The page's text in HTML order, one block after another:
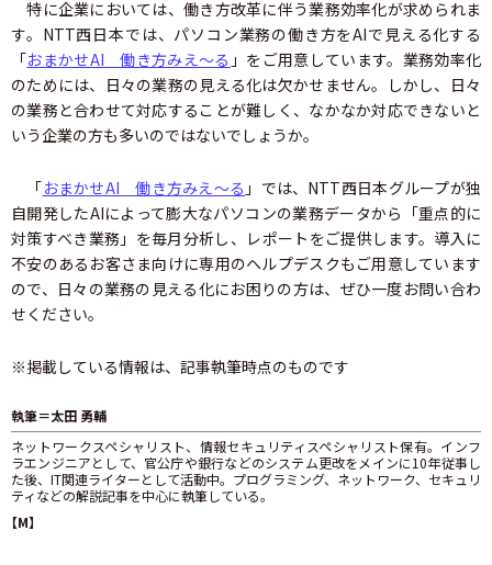
特に企業においては、働き方改革に伴う業務効率化が求められま
す。NTT西日本では、パソコン業務の働き方をAIで見える化する
「おまかせAI 働き方みえ～る 」をご用意しています。業務効率化
のためには、日々の業務の見える化は欠かせません。しかし、日々
の業務と合わせて対応することが難しく、なかなか対応できないと
いう企業の方も多いのではないでしょうか。
「おまかせAI 働き方みえ～る 」では、NTT西日本グループが独
自開発したAIによって膨大なパソコンの業務データから「重点的に
対策すべき業務」を毎月分析し、レポートをご提供します。導入に
不安のあるお客さま向けに専用のヘルプデスクもご用意しています
ので、日々の業務の見える化にお困りの方は、ぜひ一度お問い合わ
せください。
※掲載している情報は、記事執筆時点のものです
執筆＝太田 勇輔
ネットワークスペシャリスト、情報セキュリティスペシャリスト保有。インフ
ラエンジニアとして、官公庁や銀行などのシステム更改をメインに10年従事し
た後、IT関連ライターとして活動中。プログラミング、ネットワーク、セキュリ
ティなどの解説記事を中心に執筆している。
【M】